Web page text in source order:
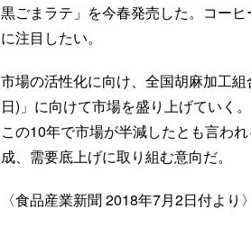
黒ごまラテ」を今春発売した。コー
に注目したい。
市場の活性化に向け、全国胡麻加工
日)」に向けて市場を盛り上げていく
この10年で市場が半減したとも言わ
成、需要底上げに取り組む意向だ。
〈食品産業新聞 2018年7月2日付より